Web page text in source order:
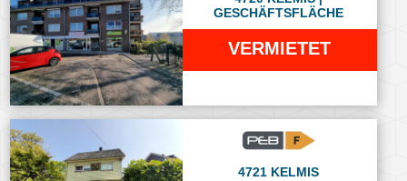
GESCHÄFTSFLÄCHE
VERMIETET
4721 KELMIS